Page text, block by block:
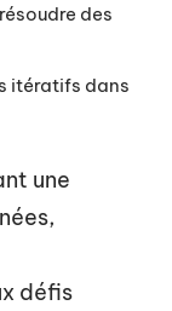
des
itératifs dans
une
défis